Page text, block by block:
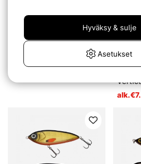
Great Deal!
Abu Garcia Atom PRO
Arvio:
Asetukset
Hyväksy & sulje